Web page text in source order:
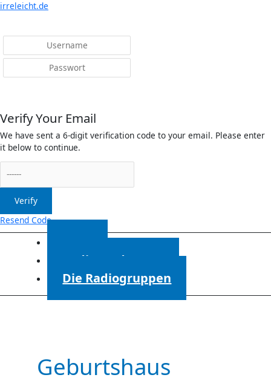
irreleicht.de
Verify Your Email
We have sent a 6-digit verification code to your email. Please enter
it below to continue.
Verify
Resend Code
Menü
Radiosendungen
Die Radiogruppen
Geburtshaus